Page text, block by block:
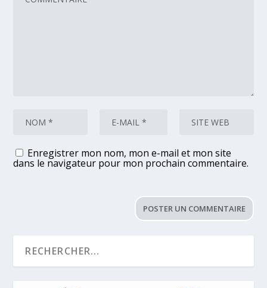
Enregistrer mon nom, mon e-mail et mon site
dans le navigateur pour mon prochain commentaire.